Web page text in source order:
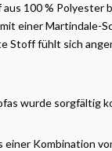
100 % Polyester
einer Martindale-
Stoff fühlt sich
wurde sorgfältig
Kombination